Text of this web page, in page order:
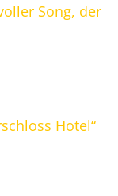
Song, der
Hotel“